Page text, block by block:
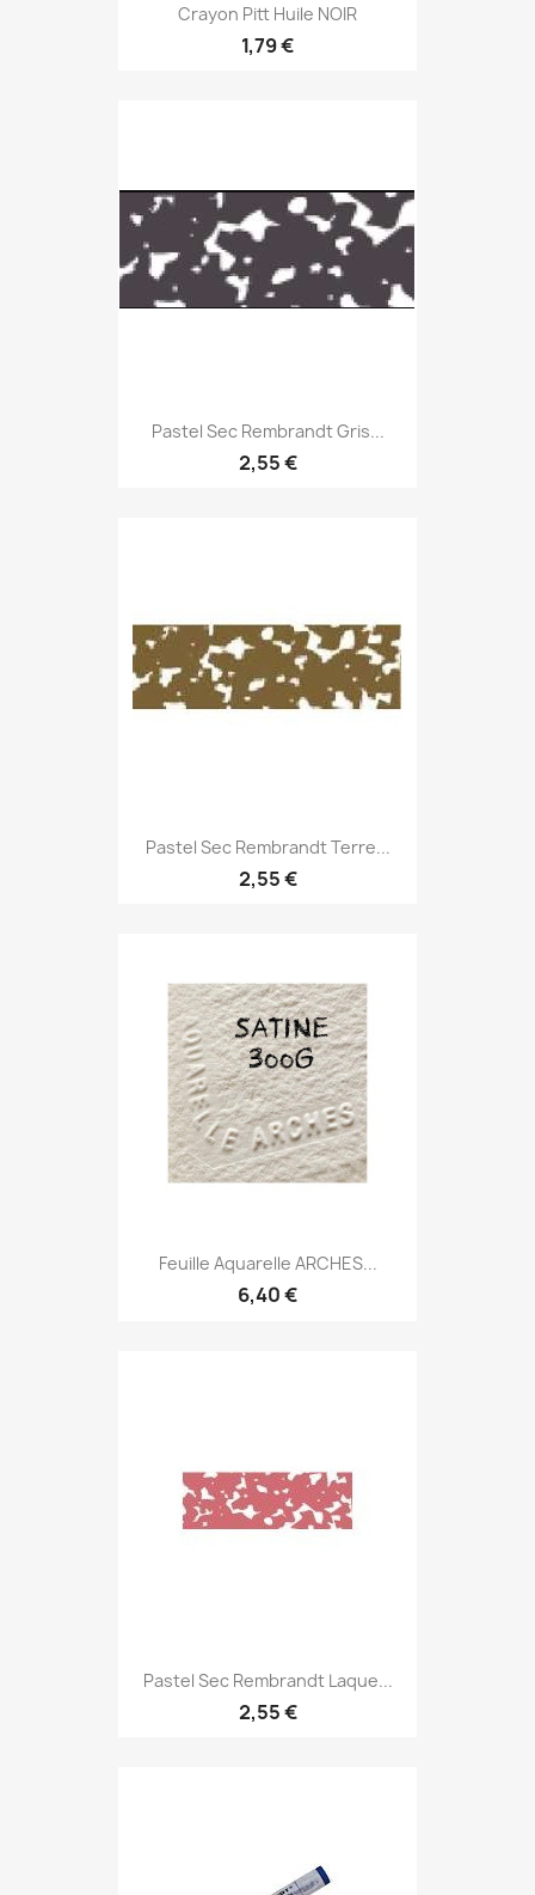
Crayon Pitt Huile NOIR
1,79 €
Pastel Sec Rembrandt Gris...
2,55 €
Pastel Sec Rembrandt Terre...
2,55 €
Feuille Aquarelle ARCHES...
6,40 €
Pastel Sec Rembrandt Laque...
2,55 €